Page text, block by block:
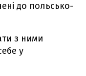
до польсько-
з ними
у